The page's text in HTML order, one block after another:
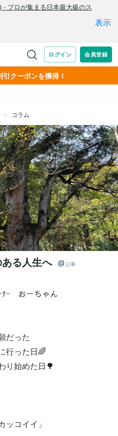
クーポンを獲得！
コラム
る人生へ 記事
ﾅｰ おーちゃん
だった
行った日🌈
り始めた日🌳
ッコイイ」